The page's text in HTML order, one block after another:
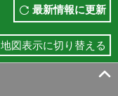
最新情報に更新
地図表示に切り替える
